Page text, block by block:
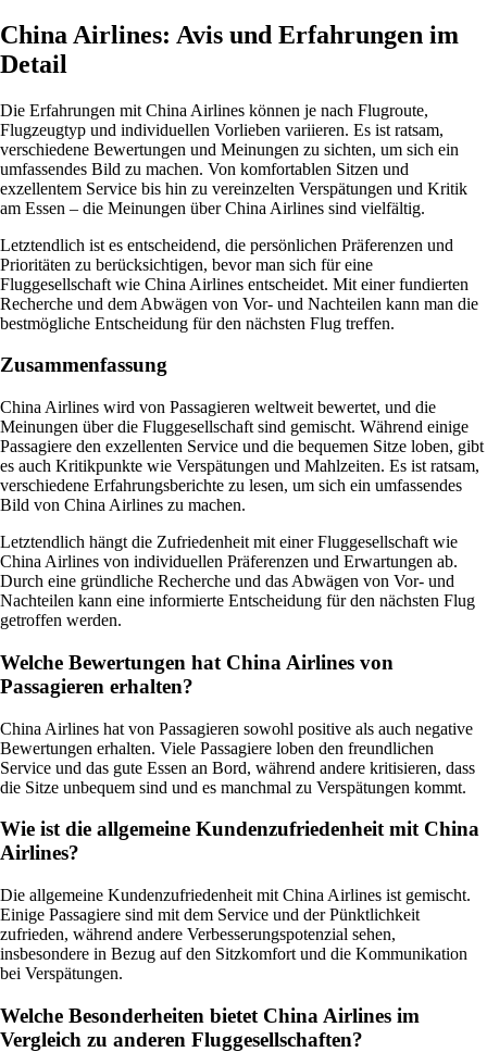
China Airlines: Avis und Erfahrungen im
Detail
Die Erfahrungen mit China Airlines können je nach Flugroute,
Flugzeugtyp und individuellen Vorlieben variieren. Es ist ratsam,
verschiedene Bewertungen und Meinungen zu sichten, um sich ein
umfassendes Bild zu machen. Von komfortablen Sitzen und
exzellentem Service bis hin zu vereinzelten Verspätungen und Kritik
am Essen – die Meinungen über China Airlines sind vielfältig.
Letztendlich ist es entscheidend, die persönlichen Präferenzen und
Prioritäten zu berücksichtigen, bevor man sich für eine
Fluggesellschaft wie China Airlines entscheidet. Mit einer fundierten
Recherche und dem Abwägen von Vor- und Nachteilen kann man die
bestmögliche Entscheidung für den nächsten Flug treffen.
Zusammenfassung
China Airlines wird von Passagieren weltweit bewertet, und die
Meinungen über die Fluggesellschaft sind gemischt. Während einige
Passagiere den exzellenten Service und die bequemen Sitze loben, gibt
es auch Kritikpunkte wie Verspätungen und Mahlzeiten. Es ist ratsam,
verschiedene Erfahrungsberichte zu lesen, um sich ein umfassendes
Bild von China Airlines zu machen.
Letztendlich hängt die Zufriedenheit mit einer Fluggesellschaft wie
China Airlines von individuellen Präferenzen und Erwartungen ab.
Durch eine gründliche Recherche und das Abwägen von Vor- und
Nachteilen kann eine informierte Entscheidung für den nächsten Flug
getroffen werden.
Welche Bewertungen hat China Airlines von
Passagieren erhalten?
China Airlines hat von Passagieren sowohl positive als auch negative
Bewertungen erhalten. Viele Passagiere loben den freundlichen
Service und das gute Essen an Bord, während andere kritisieren, dass
die Sitze unbequem sind und es manchmal zu Verspätungen kommt.
Wie ist die allgemeine Kundenzufriedenheit mit China
Airlines?
Die allgemeine Kundenzufriedenheit mit China Airlines ist gemischt.
Einige Passagiere sind mit dem Service und der Pünktlichkeit
zufrieden, während andere Verbesserungspotenzial sehen,
insbesondere in Bezug auf den Sitzkomfort und die Kommunikation
bei Verspätungen.
Welche Besonderheiten bietet China Airlines im
Vergleich zu anderen Fluggesellschaften?